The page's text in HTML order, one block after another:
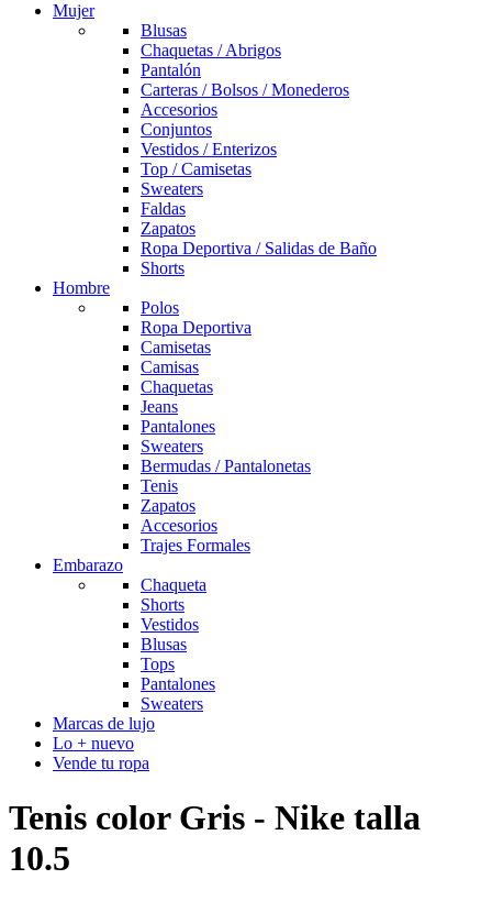
Mujer
Blusas
Chaquetas / Abrigos
Pantalón
Carteras / Bolsos / Monederos
Accesorios
Conjuntos
Vestidos / Enterizos
Top / Camisetas
Sweaters
Faldas
Zapatos
Ropa Deportiva / Salidas de Baño
Shorts
Hombre
Polos
Ropa Deportiva
Camisetas
Camisas
Chaquetas
Jeans
Pantalones
Sweaters
Bermudas / Pantalonetas
Tenis
Zapatos
Accesorios
Trajes Formales
Embarazo
Chaqueta
Shorts
Vestidos
Blusas
Tops
Pantalones
Sweaters
Marcas de lujo
Lo + nuevo
Vende tu ropa
Tenis color Gris - Nike talla
10.5